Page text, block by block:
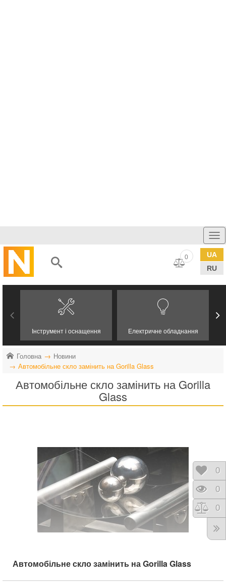
UA
RU
0
Інструмент і оснащення Електричне обладнання
Головна
Новини
Автомобільне скло замінить на Gorilla Glass
Автомобільне скло замінить на Gorilla
Glass
Автомобільне скло замінить на Gorilla Glass
0
0
0